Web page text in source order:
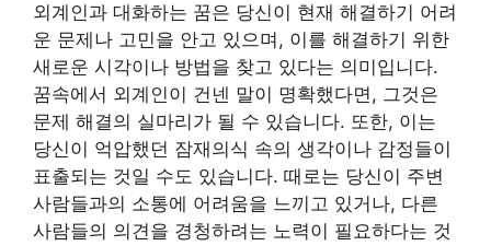
외계인과 대화하는 꿈은 당신이 현재 해결하기 어려
운 문제나 고민을 안고 있으며, 이를 해결하기 위한
새로운 시각이나 방법을 찾고 있다는 의미입니다.
꿈속에서 외계인이 건넨 말이 명확했다면, 그것은
문제 해결의 실마리가 될 수 있습니다. 또한, 이는
당신이 억압했던 잠재의식 속의 생각이나 감정들이
표출되는 것일 수도 있습니다. 때로는 당신이 주변
사람들과의 소통에 어려움을 느끼고 있거나, 다른
사람들의 의견을 경청하려는 노력이 필요하다는 것